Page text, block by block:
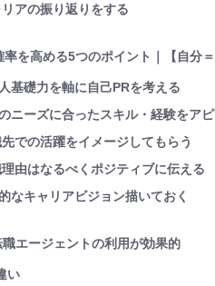
アの振り返りをする
を高める5つのポイント｜【自分
基礎力を軸に自己PRを考える
ニーズに合ったスキル・経験をア
での活躍をイメージしてもらう
由はなるべくポジティブに伝える
なキャリアビジョン描いておく
エージェントの利用が効果的
い